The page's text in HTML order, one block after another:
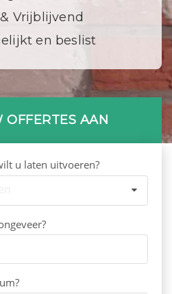
Vrijblijvend
en beslist
OFFERTES AAN
u laten uitvoeren?